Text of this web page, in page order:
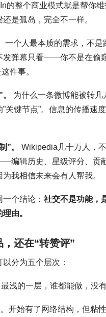
的整个商业模式就是帮
是孤岛，完全不一样。
一个人最本质的需求，不是
弹幕只看——你不是在偷
件事。
为什么一条微博能被转
关键节点”。信息的传播速
”。
Wikipedia几十万人，
编辑历史、星级评分、贡
我相信未来会有人帮我。
个结论： 社交不是功能，
由。
还在“转赞评”
分为五个层次：
浅的一层，谁都能做，没
开始有了网络结构，但粘性